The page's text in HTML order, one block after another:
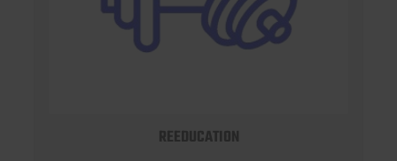
REEDUCATION